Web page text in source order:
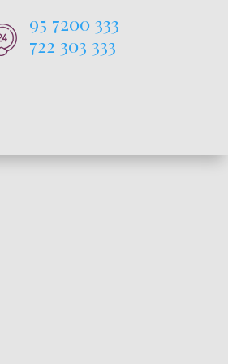
95 7200 333
722 303 333